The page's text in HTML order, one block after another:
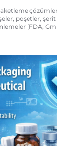
poşetler,
(FDA,